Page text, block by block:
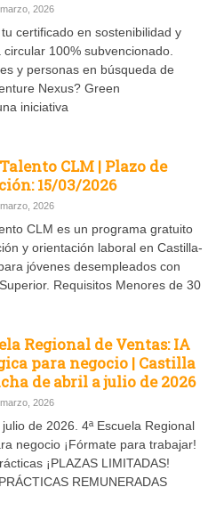
2026
certificado en sostenibilidad y
100% subvencionado.
y personas en búsqueda de
Nexus? Green
iniciativa
CLM | Plazo de
15/03/2026
2026
CLM es un programa gratuito
y orientación laboral en Castilla-
jóvenes desempleados con
Requisitos Menores de 30
Regional de Ventas: IA
para negocio | Castilla
de abril a julio de 2026
2026
de 2026. 4ª Escuela Regional
negocio ¡Fórmate para trabajar!
¡PLAZAS LIMITADAS!
REMUNERADAS